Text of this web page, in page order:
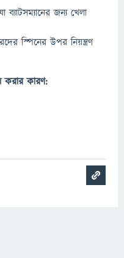
ব্যাটসম্যানের জন্য খেলা
স্পিনের উপর নিয়ন্ত্রণ
করার কারণ: